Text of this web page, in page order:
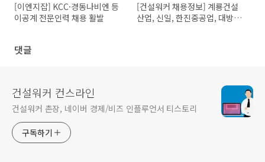
[이엔지잡] KCC·경동나비엔 등
이공계 전문인력 채용 활발
[건설워커 채용정보] 계룡건설
산업, 신일, 한진중공업, 대방건
댓글
건설워커 컨스라인
건설워커 촌장, 네이버 경제/비즈 인플루언서 티스토리
구독하기